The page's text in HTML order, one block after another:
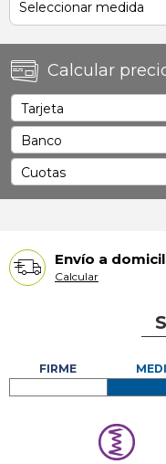
Calcular
Envío a
Calcular